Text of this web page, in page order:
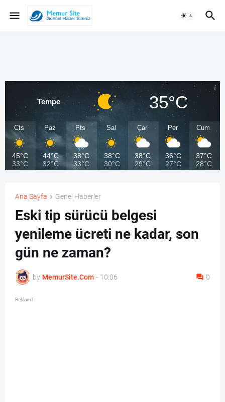
Tempe 35°C
Cts
45°C
33°C
Paz
44°C
32°C
Pts
38°C
33°C
Sal
38°C
30°C
Çar
38°C
29°C
Per
36°C
27°C
Cum
37°C
28°C
Ana Sayfa Genel Haberler
Eski tip sürücü belgesi
yenileme ücreti ne kadar, son
gün ne zaman?
by MemurSite.Com - 10:06 0
Reklam1